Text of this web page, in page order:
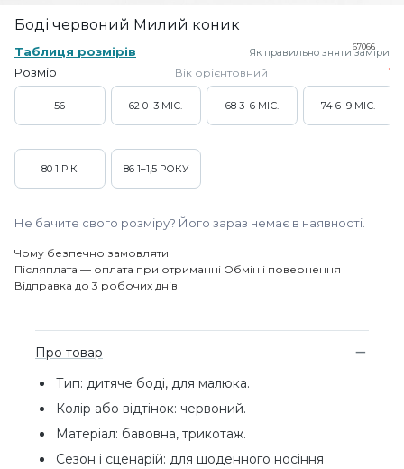
Боді червоний Милий коник
67066
Таблиця розмірів Як правильно зняти заміри
Розмір Вік орієнтовний
56 62 0–3 МІС. 68 3–6 МІС. 74 6–9 МІС.
80 1 РІК 86 1–1,5 РОКУ
Не бачите свого розміру? Його зараз немає в наявності.
Чому безпечно замовляти
Післяплата — оплата при отриманні Обмін і повернення
Відправка до 3 робочих днів
Про товар
Тип: дитяче боді, для малюка.
Колір або відтінок: червоний.
Матеріал: бавовна, трикотаж.
Сезон і сценарій: для щоденного носіння